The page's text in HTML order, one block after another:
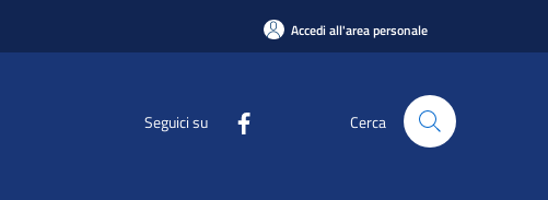
Accedi all'area personale
Seguici su Cerca